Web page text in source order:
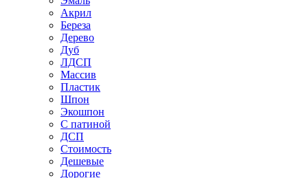
Акрил
Береза
Дерево
Дуб
ЛДСП
Массив
Пластик
Шпон
Экошпон
С патиной
ДСП
Стоимость
Дешевые
Дорогие